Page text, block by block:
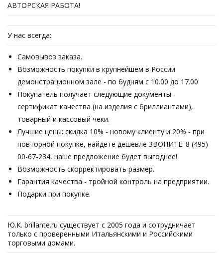
АВТОРСКАЯ РАБОТА!
У нас всегда:
Самовывоз заказа.
Возможность покупки в крупнейшем в России
демонстрационном зале - по будням с 10.00 до 17.00
Покупатель получает следующие документы -
сертификат качества (на изделия с бриллиантами),
товарный и кассовый чеки.
Лучшие цены: скидка 10% - новому клиенту и 20% - при
повторной покупке, найдете дешевле ЗВОНИТЕ: 8 (495)
00-67-234, наше предложение будет выгоднее!
Возможность скорректировать размер.
Гарантия качества - тройной контроль на предприятии.
Подарки при покупке.
Ю.К. brillante.ru существует с 2005 года и сотрудничает
только с проверенными Итальянскими и Российскими
торговыми домами.